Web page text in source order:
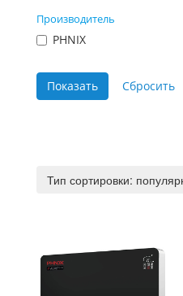
Производитель
PHNIX
Тип сортировки: